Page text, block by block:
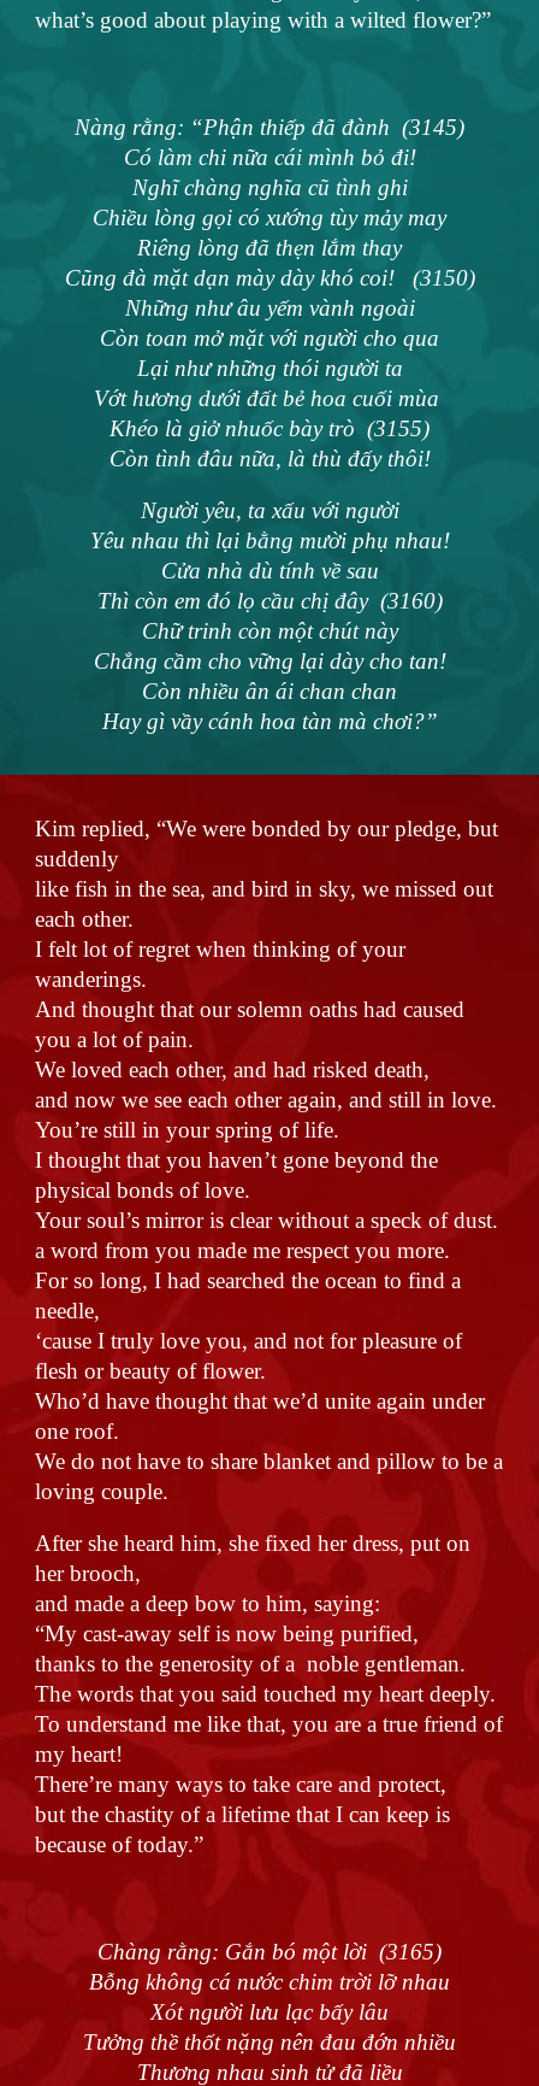
what’s good about playing with a wilted flower?”
Nàng rằng: “Phận thiếp đã đành (3145)
Có làm chi nữa cái mình bỏ đi!
Nghĩ chàng nghĩa cũ tình ghi
Chiều lòng gọi có xướng tùy mảy may
Riêng lòng đã thẹn lắm thay
Cũng đà mặt dạn mày dày khó coi! (3150)
Những như âu yếm vành ngoài
Còn toan mở mặt với người cho qua
Lại như những thói người ta
Vớt hương dưới đất bẻ hoa cuối mùa
Khéo là giở nhuốc bày trò (3155)
Còn tình đâu nữa, là thù đấy thôi!
Người yêu, ta xấu với người
Yêu nhau thì lại bằng mười phụ nhau!
Cửa nhà dù tính về sau
Thì còn em đó lọ cầu chị đây (3160)
Chữ trinh còn một chút này
Chẳng cầm cho vững lại dày cho tan!
Còn nhiều ân ái chan chan
Hay gì vầy cánh hoa tàn mà chơi?”
Kim replied, “We were bonded by our pledge, but
suddenly
like fish in the sea, and bird in sky, we missed out
each other.
I felt lot of regret when thinking of your
wanderings.
And thought that our solemn oaths had caused
you a lot of pain.
We loved each other, and had risked death,
and now we see each other again, and still in love.
You’re still in your spring of life.
I thought that you haven’t gone beyond the
physical bonds of love.
Your soul’s mirror is clear without a speck of dust.
a word from you made me respect you more.
For so long, I had searched the ocean to find a
needle,
‘cause I truly love you, and not for pleasure of
flesh or beauty of flower.
Who’d have thought that we’d unite again under
one roof.
We do not have to share blanket and pillow to be a
loving couple.
After she heard him, she fixed her dress, put on
her brooch,
and made a deep bow to him, saying:
“My cast-away self is now being purified,
thanks to the generosity of a noble gentleman.
The words that you said touched my heart deeply.
To understand me like that, you are a true friend of
my heart!
There’re many ways to take care and protect,
but the chastity of a lifetime that I can keep is
because of today.”
Chàng rằng: Gắn bó một lời (3165)
Bỗng không cá nước chim trời lỡ nhau
Xót người lưu lạc bấy lâu
Tưởng thề thốt nặng nên đau đớn nhiều
Thương nhau sinh tử đã liều